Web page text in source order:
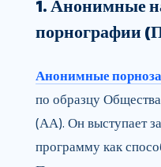
1. Анонимные
порнографии
Анонимные
по образцу
(АА). Он выступает
программу как